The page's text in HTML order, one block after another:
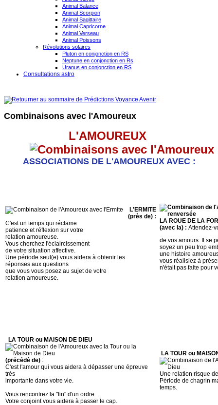
Animal Balance
Animal Scorpion
Animal Sagittaire
Animal Capricorne
Animal Verseau
Animal Poissons
Révolutions solaires
Pluton en conjonction en RS
Neptune en conjonction en Rs
Uranus en conjonction en RS
Consultations astro
Combinaisons avec l'Amoureux
L'AMOUREUX
ASSOCIATIONS DE L'AMOUREUX AVEC :
L'ERMITE
(près de) :
C'est un temps qui réclame
patience et réflexion sur votre
relation amoureuse.
Vous cherchez l'éclaircissement
de votre situation affective.
Une période seul(e) vous aidera à obtenir les
réponses aux questions
que vous vous posez au sujet de votre
relation amoureuse.
LA ROUE DE LA
(avec la) : Attendez-
de vos amours. Il se
soyez un peu trop
une histoire
vous réalisiez à
n'était pas faite pour
LA TOUR ou MAISON DE DIEU
(précédé de) :
C'est l'amour qui vous aidera à dépasser une épreuve
très
importante dans votre vie.
Vous rencontrez la "fin" d'un ordre.
Votre conjoint vous aidera à passer le cap.
LA TOUR ou
Une relation risque
Période de chagrin
temps.